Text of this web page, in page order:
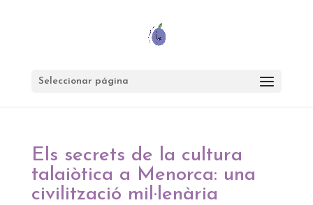
Seleccionar página
Els secrets de la cultura
talaiòtica a Menorca: una
civilització mil·lenària